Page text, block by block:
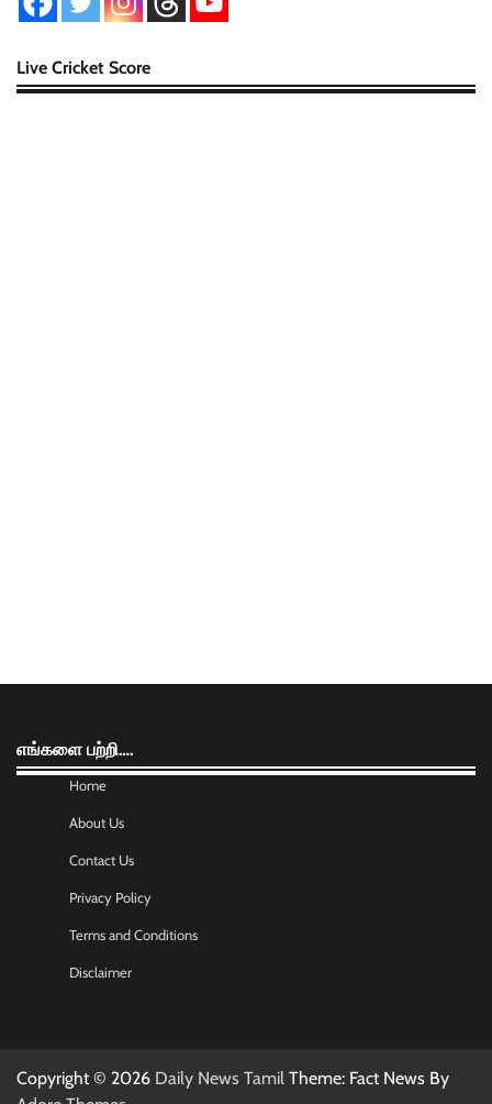
Live Cricket Score
எங்களை பற்றி….
Home
About Us
Contact Us
Privacy Policy
Terms and Conditions
Disclaimer
Copyright © 2026 Daily News Tamil Theme: Fact News By